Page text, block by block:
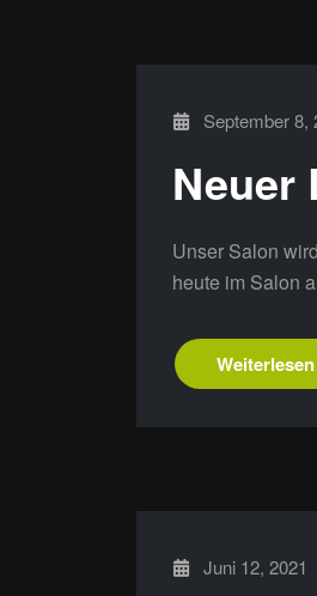
September 8,
Neuer
Unser Salon
heute im Salon
Weiterlesen
Juni 12, 2021